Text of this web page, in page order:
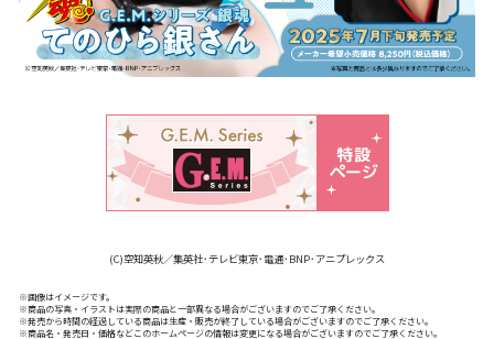
(C)空知英秋／集英社･テレビ東京･電通･BNP･アニプレックス
※画像はイメージです。
※商品の写真・イラストは実際の商品と一部異なる場合がございますのでご了承ください。
※発売から時間の経過している商品は生産・販売が終了している場合がございますのでご了承ください。
※商品名・発売日・価格などこのホームページの情報は変更になる場合がございますのでご了承ください。